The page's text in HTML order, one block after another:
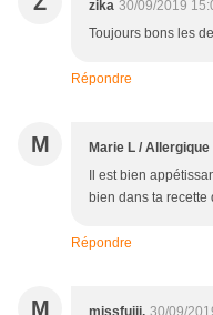
zika 30/09/2019
Toujours bons les
Répondre
M Marie L / Allergique
Il est bien
bien dans ta
Répondre
M missfujii. 30/09/